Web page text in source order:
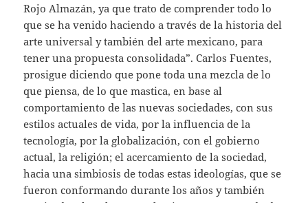
Rojo Almazán, ya que trato de comprender todo lo
que se ha venido haciendo a través de la historia del
arte universal y también del arte mexicano, para
tener una propuesta consolidada”. Carlos Fuentes,
prosigue diciendo que pone toda una mezcla de lo
que piensa, de lo que mastica, en base al
comportamiento de las nuevas sociedades, con sus
estilos actuales de vida, por la influencia de la
tecnología, por la globalización, con el gobierno
actual, la religión; el acercamiento de la sociedad,
hacia una simbiosis de todas estas ideologías, que se
fueron conformando durante los años y también